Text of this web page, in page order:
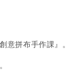
創意拼布手作課』。